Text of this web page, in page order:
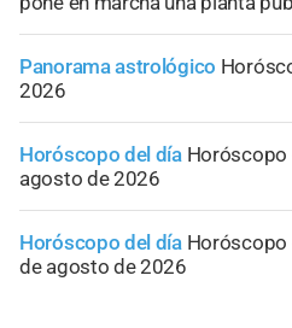
Panorama astrológico
2026
Horóscopo del día Horóscopo
agosto de 2026
Horóscopo del día Horóscopo
de agosto de 2026